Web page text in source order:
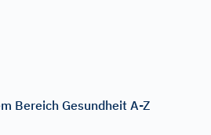
Bereich Gesundheit A-Z